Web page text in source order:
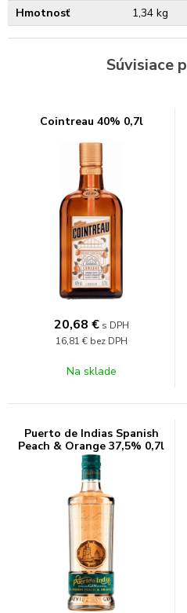
Hmotnosť 1,34 kg
Súvisiace
Cointreau 40% 0,7l
20,68 € s DPH
16,81 € bez DPH
Na sklade
Puerto de Indias Spanish
Peach & Orange 37,5% 0,7l